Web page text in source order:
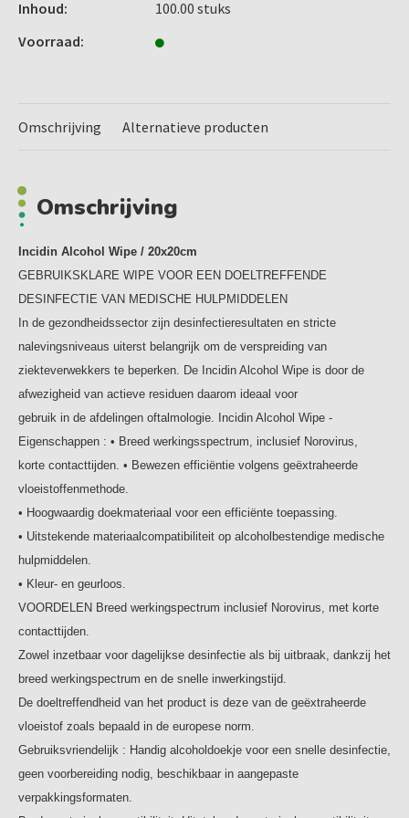
met korte contacttijden.
dankzij het breed werkingspectrum en de snelle
geëxtraheerde vloeistof zoals bepaald in de europese norm.
Gebruiksvriendelijk : Handig alcoholdoekje voor een snelle
aangepaste verpakkingsformaten.
Brede materiaalcompatibiliteit. Uitstekende
materiaalcompatibiliteit op alcoholbestendige medische
hulpmiddelen.
Flowpack / 100 stuks
Inhoud:
100.00 stuks
Voorraad:
Omschrijving Alternatieve producten
Omschrijving
Incidin Alcohol Wipe / 20x20cm
GEBRUIKSKLARE WIPE VOOR EEN DOELTREFFENDE
DESINFECTIE VAN MEDISCHE HULPMIDDELEN
In de gezondheidssector zijn desinfectieresultaten en stricte
nalevingsniveaus uiterst belangrijk om de verspreiding van
ziekteverwekkers te beperken. De Incidin Alcohol Wipe is door de
afwezigheid van actieve residuen daarom ideaal voor
gebruik in de afdelingen oftalmologie. Incidin Alcohol Wipe -
Eigenschappen : • Breed werkingsspectrum, inclusief Norovirus,
korte contacttijden. • Bewezen efficiëntie volgens geëxtraheerde
vloeistoffenmethode.
• Hoogwaardig doekmateriaal voor een efficiënte toepassing.
• Uitstekende materiaalcompatibiliteit op alcoholbestendige medische
hulpmiddelen.
• Kleur- en geurloos.
VOORDELEN Breed werkingspectrum inclusief Norovirus, met korte
contacttijden.
Zowel inzetbaar voor dagelijkse desinfectie als bij uitbraak, dankzij het
breed werkingspectrum en de snelle inwerkingstijd.
De doeltreffendheid van het product is deze van de geëxtraheerde
vloeistof zoals bepaald in de europese norm.
Gebruiksvriendelijk : Handig alcoholdoekje voor een snelle desinfectie,
geen voorbereiding nodig, beschikbaar in aangepaste
verpakkingsformaten.